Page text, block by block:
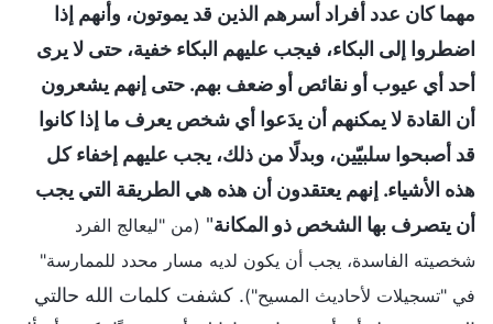
مهما كان عدد أفراد أسرهم الذين قد يموتون، وأنهم إذا
اضطروا إلى البكاء، فيجب عليهم البكاء خفية، حتى لا يرى
أحد أي عيوب أو نقائص أو ضعف بهم. حتى إنهم يشعرون
أن القادة لا يمكنهم أن يدَعوا أي شخص يعرف ما إذا كانوا
قد أصبحوا سلبيّين، وبدلًا من ذلك، يجب عليهم إخفاء كل
هذه الأشياء. إنهم يعتقدون أن هذه هي الطريقة التي يجب
أن يتصرف بها الشخص ذو المكانة" (من "ليعالج الفرد
شخصيته الفاسدة، يجب أن يكون لديه مسار محدد للممارسة"
في "تسجيلات لأحاديث المسيح"). كشفت كلمات الله حالتي